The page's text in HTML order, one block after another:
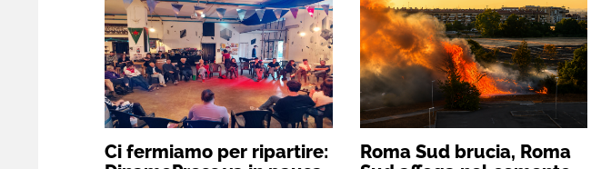
Ci fermiamo per ripartire:
Roma Sud brucia, Roma